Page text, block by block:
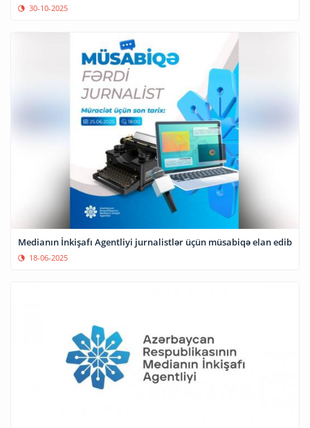
30-10-2025
Medianın İnkişafı Agentliyi jurnalistlər üçün müsabiqə elan edib
18-06-2025